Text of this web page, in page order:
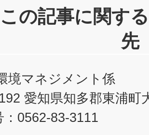
この記事に関す
先
境マネジメント係
愛知県知多郡東浦町
：0562-83-3111